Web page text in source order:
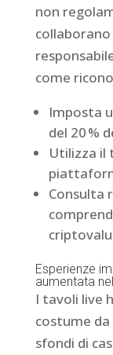
non
come
Imposta
del 20 %
Utilizza il
Consulta
Esperienze
aumentata
I tavoli live
costume
sfondi di